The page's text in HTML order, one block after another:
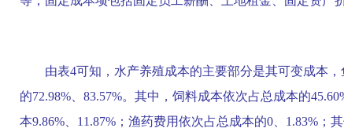
由表4可知，水产养殖成本的主要部分是其可变成本
的72.98% 83.57%。其中，饲料成本依次占总成本的
本9.86% 11.87% ；渔药费用依次占总成本的0 1.83% ；